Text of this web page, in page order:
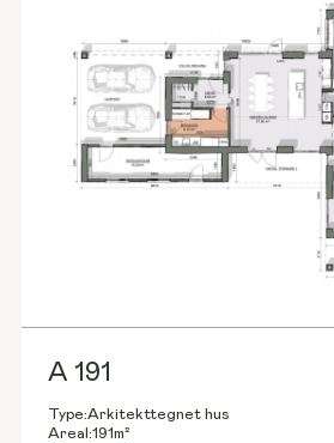
A 191
Type:Arkitekttegnet hus
Areal:191m²